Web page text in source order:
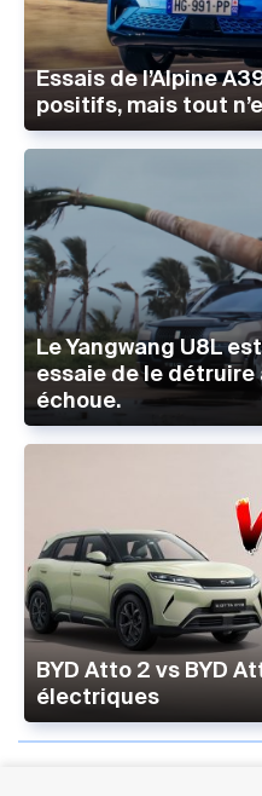
Essais de l’Alpine
positifs, mais tout
Le Yangwang U8L
essaie de le détruire
échoue.
BYD Atto 2 vs BYD
électriques